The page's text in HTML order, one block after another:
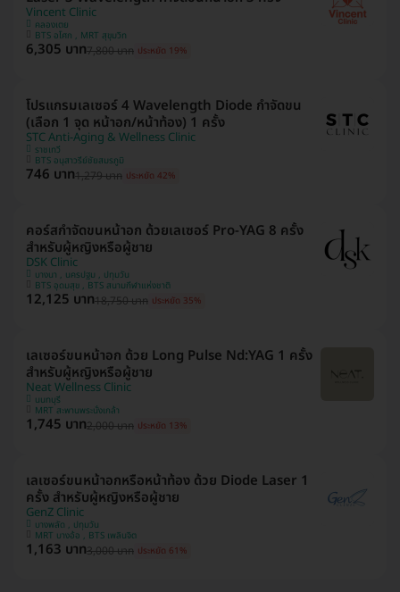
Vincent Clinic
คลองเตย
BTS อโศก , MRT สุขุมวิท
6,305 บาท7,800 บาท ประหยัด 19%
โปรแกรมเลเซอร์ 4 Wavelength Diode กำจัดขน
(เลือก 1 จุด หน้าอก/หน้าท้อง) 1 ครั้ง
STC Anti-Aging & Wellness Clinic
ราชเทวี
BTS อนุสาวรีย์ชัยสมรภูมิ
746 บาท1,279 บาท ประหยัด 42%
คอร์สกำจัดขนหน้าอก ด้วยเลเซอร์ Pro-YAG 8 ครั้ง
สำหรับผู้หญิงหรือผู้ชาย
DSK Clinic
บางนา , นครปฐม , ปทุมวัน
BTS อุดมสุข , BTS สนามกีฬาแห่งชาติ
12,125 บาท18,750 บาท ประหยัด 35%
เลเซอร์ขนหน้าอก ด้วย Long Pulse Nd:YAG 1 ครั้ง
สำหรับผู้หญิงหรือผู้ชาย
Neat Wellness Clinic
นนทบุรี
MRT สะพานพระนั่งเกล้า
1,745 บาท2,000 บาท ประหยัด 13%
เลเซอร์ขนหน้าอกหรือหน้าท้อง ด้วย Diode Laser 1
ครั้ง สำหรับผู้หญิงหรือผู้ชาย
GenZ Clinic
บางพลัด , ปทุมวัน
MRT บางอ้อ , BTS เพลินจิต
1,163 บาท3,000 บาท ประหยัด 61%